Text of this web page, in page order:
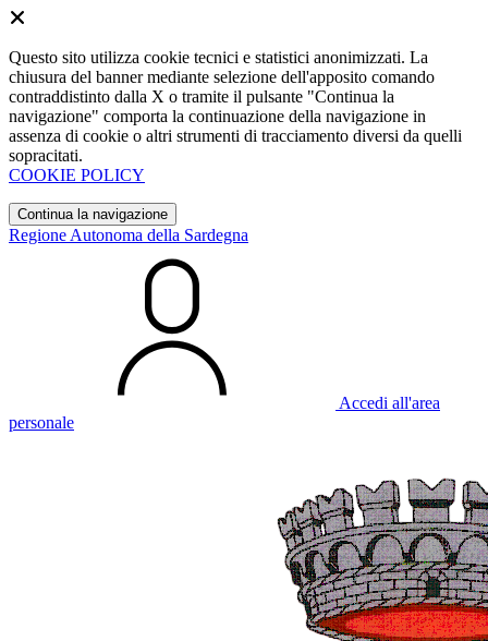
Questo sito utilizza cookie tecnici e statistici anonimizzati. La
chiusura del banner mediante selezione dell'apposito comando
contraddistinto dalla X o tramite il pulsante "Continua la
navigazione" comporta la continuazione della navigazione in
assenza di cookie o altri strumenti di tracciamento diversi da quelli
sopracitati.
COOKIE POLICY
Continua la navigazione
Regione Autonoma della Sardegna
Accedi all'area
personale